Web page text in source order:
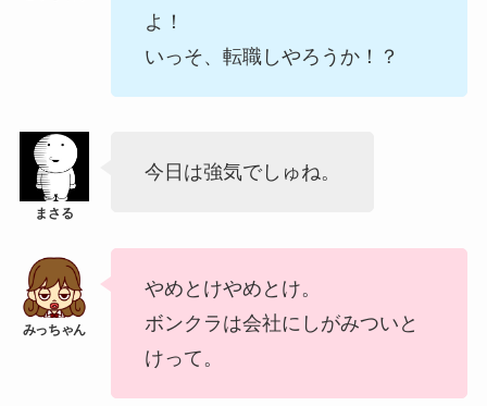
よ！
いっそ、転職しやろうか！？
今日は強気でしゅね。
やめとけやめとけ。
ボンクラは会社にしがみついと
けって。